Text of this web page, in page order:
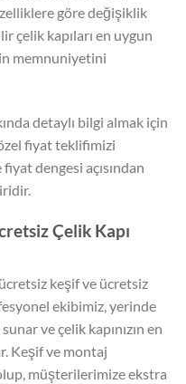
göre değişiklik
çelik kapıları en uygun
memnuniyetini
detaylı bilgi almak için
fiyat teklifimizi
dengesi açısından
Çelik Kapı
keşif ve ücretsiz
ekibimiz, yerinde
ve çelik kapınızın en
Keşif ve montaj
müşterilerimize ekstra